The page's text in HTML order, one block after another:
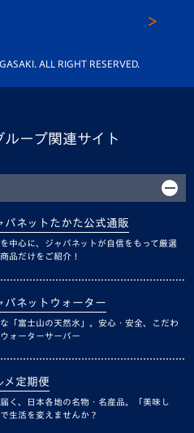
ALL RIGHT RESERVED.
ループ関連サイト
パネットたかた公式通販
中心に、ジャパネットが自信をもって厳選
品だけをご紹介！
パネットウォーター
な「富士山の天然水」。安心・安全、こだわ
ォーターサーバー
メ定期便
く、日本各地の名物・名産品。「美味し
生活を変えませんか？